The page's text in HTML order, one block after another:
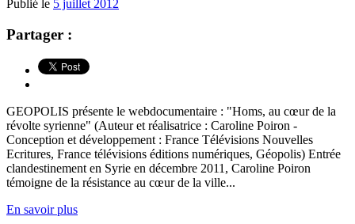
Publié le 5 juillet 2012
Partager :
GEOPOLIS présente le webdocumentaire : "Homs, au cœur de la
révolte syrienne" (Auteur et réalisatrice : Caroline Poiron -
Conception et développement : France Télévisions Nouvelles
Ecritures, France télévisions éditions numériques, Géopolis) Entrée
clandestinement en Syrie en décembre 2011, Caroline Poiron
témoigne de la résistance au cœur de la ville...
En savoir plus